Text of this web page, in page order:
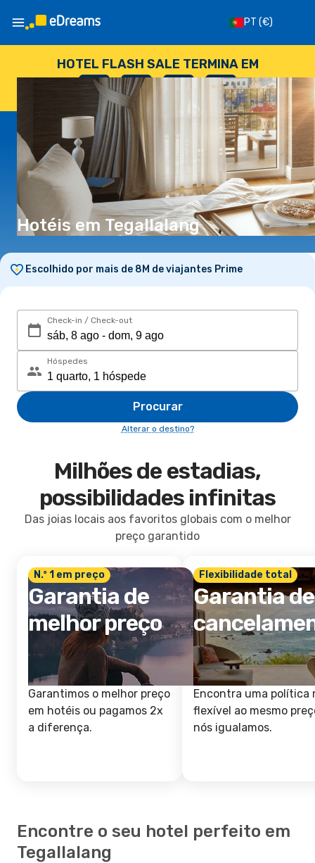
PT (€)
HOTEL FLASH SALE TERMINA EM
--
DIAS
: --
HORAS
: --
SEGUNDOS
Hotéis em Tegallalang
Escolhido por mais de 8M de viajantes Prime
Check-in / Check-out
Hóspedes
Procurar
Alterar o destino?
Milhões de estadias,
possibilidades infinitas
Das joias locais aos favoritos globais com o melhor
preço garantido
N.º 1 em preço
Garantia de
melhor preço
Garantimos o melhor preço
em hotéis ou pagamos 2x
a diferença.
Flexibilidade total
Garantia de
Encontra uma política
flexível ao mesmo
nós igualamos.
Encontre o seu hotel perfeito em
Tegallalang